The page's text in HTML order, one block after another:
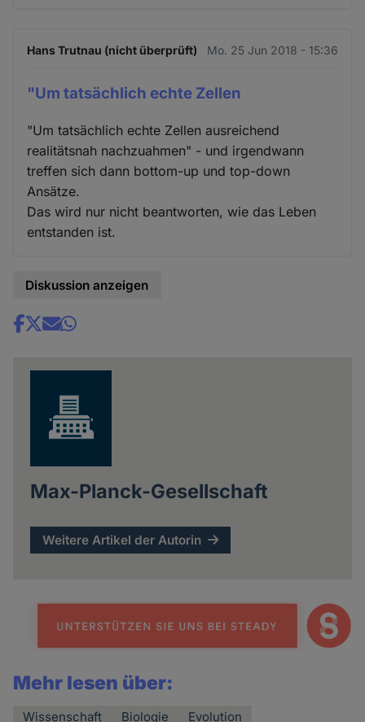
Hans Trutnau (nicht überprüft) Mo. 25 Jun 2018 - 15:36
"Um tatsächlich echte Zellen
"Um tatsächlich echte Zellen ausreichend
realitätsnah nachzuahmen" - und irgendwann
treffen sich dann bottom-up und top-down
Ansätze.
Das wird nur nicht beantworten, wie das Leben
entstanden ist.
Diskussion anzeigen
Share
Max-Planck-Gesellschaft
Weitere Artikel der Autorin
Mehr lesen über:
Wissenschaft Biologie Evolution